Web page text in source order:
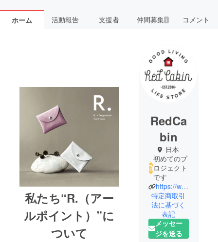
ホーム 活動報告 支援者 仲間募集 1 コメント
私たち“R.（アー
ルポイント）”に
ついて
RedCa
bin
日本
初めてのプ
ロジェクト
です
https://www.redcabin.co.jp/shop
特定商取引
法に基づく
表記
メッセー
ジを送る